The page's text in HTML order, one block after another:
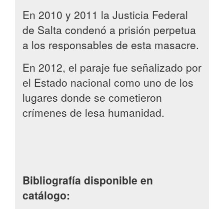
En 2010 y 2011 la Justicia Federal
de Salta condenó a prisión perpetua
a los responsables de esta masacre.
En 2012, el paraje fue señalizado por
el Estado nacional como uno de los
lugares donde se cometieron
crímenes de lesa humanidad.
Bibliografía disponible en
catálogo: